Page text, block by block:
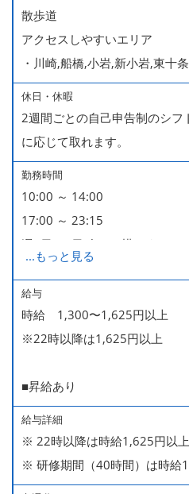
散歩道
アクセスしやすいエリア
・川崎,船橋,小岩,新小岩,東十条
休日・休暇
2週間ごとの自己申告制のシ
に応じて取れます。
勤務時間
10:00 ～ 14:00
17:00 ～ 23:15
週2日・1日4h～で構いません。
■時短勤務制度あり
...もっと見る
給与
時給 1,300〜1,625円以上
※22時以降は1,625円以上
■昇給あり
給与詳細
※ 22時以降は時給1,625円以上
※ 研修期間（40時間）は時給